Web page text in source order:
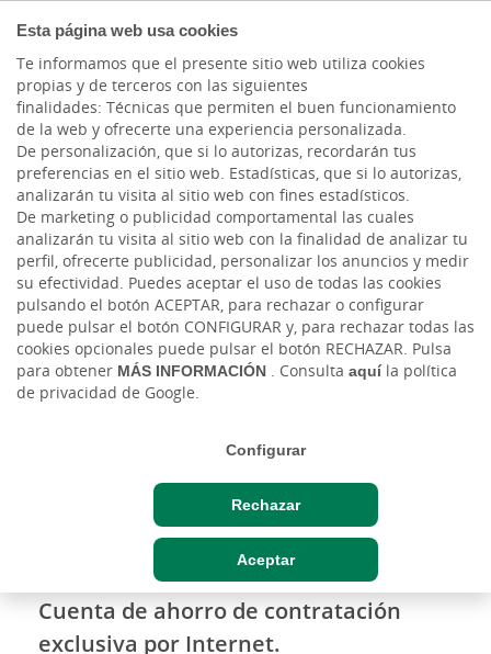
Esta página web usa cookies
Te informamos que el presente sitio web utiliza cookies
propias y de terceros con las siguientes
finalidades: Técnicas que permiten el buen funcionamiento
de la web y ofrecerte una experiencia personalizada.
De personalización, que si lo autorizas, recordarán tus
preferencias en el sitio web. Estadísticas, que si lo autorizas,
analizarán tu visita al sitio web con fines estadísticos.
De marketing o publicidad comportamental las cuales
analizarán tu visita al sitio web con la finalidad de analizar tu
perfil, ofrecerte publicidad, personalizar los anuncios y medir
su efectividad. Puedes aceptar el uso de todas las cookies
pulsando el botón ACEPTAR, para rechazar o configurar
puede pulsar el botón CONFIGURAR y, para rechazar todas las
cookies opcionales puede pulsar el botón RECHAZAR. Pulsa
para obtener MÁS INFORMACIÓN . Consulta aquíla política
de privacidad de Google.
Configurar
Rechazar
Aceptar
1/6
Este número es indicativo del riesgo del producto, siendo 1/6 indicativo de
menor riesgo y 6/6 de mayor riesgo.
La Entidad está adherida al Fondo de Garantía de Depósitos Español de
Entidades de Crédito. El Fondo garantiza los depósitos en dinero hasta
Este indicador de riesgo hace referencia a la cuenta e-Siete
Cuenta de ahorro de contratación
exclusiva por Internet.